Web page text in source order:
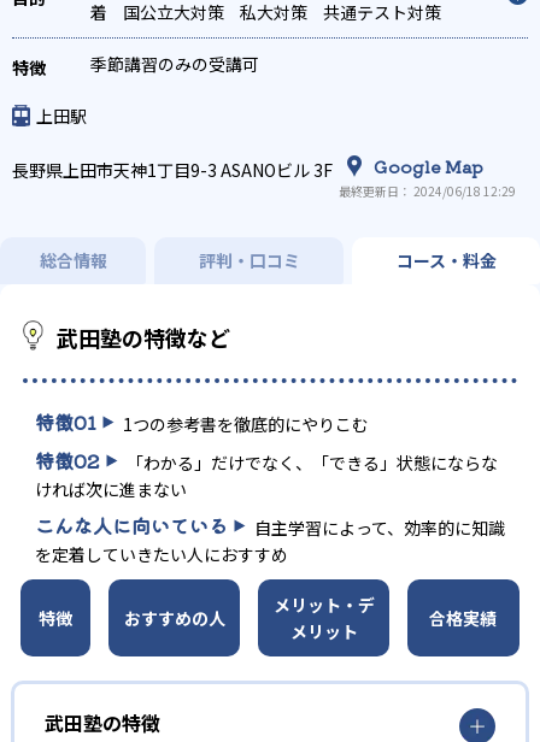
着
国公立大対策 私大対策 共通テスト対策
季節講習のみの受講可
上田駅
長野県上田市天神1丁目9-3 ASANOビル 3F Google Map
最終更新日： 2024/06/18 12:29
総合情報 評判・口コミ コース・料金
武田塾の特徴など
特徴01 1つの参考書を徹底的にやりこむ
特徴02
「わかる」だけでなく、「できる」状態にならな
ければ次に進まない
こんな人に向いている
自主学習によって、効率的に知識
を定着していきたい人におすすめ
特徴 おすすめの人
メリット・デ
メリット
合格実績
武田塾の特徴